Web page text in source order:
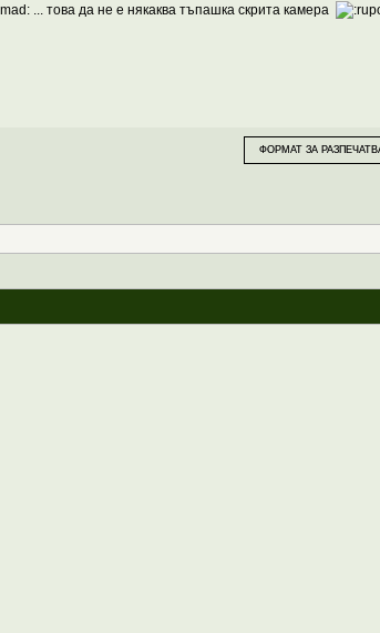
... това да не е някаква тъпашка скрита камера
ФОРМАТ ЗА